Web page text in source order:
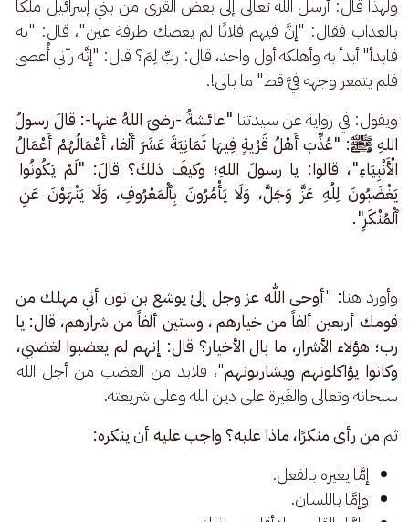
ولهذا قال: أرسل الله تعالى إلى بعض القرى من بني إسرائيل ملكًا
بالعذاب فقال: "إنَّ فيهم فلانًا لم يعصك طرفة عين"، قال: "به
فابدأ" أبدأ به وأهلكه أول واحد، قال: ربِّ لِمَ؟ قال: "إنَّه رآني أُعصى
فلم يتمعر وجهه فيَّ قط" ما بالى!.
ويقول: في رواية عن سيدتنا "عائشةُ -رضيَ اللهُ عنها-: قالَ رسولُ
اللهِ ﷺ: "عُذِّبَ أَهْلُ قَرْيةٍ فِيهَا ثَمَانِيَةَ عَشَرَ أَلْفا، أَعْمَالُهُمْ أَعْمَالُ
الْأَنْبِيَاءِ"، قالوا: يا رسولَ اللهِ؛ وكيفَ ذلكَ؟ قالَ: "لَمْ يَكُونُوا
يَغْضَبُونَ لِلُهِ عَزَّ وَجَلَّ، وَلَا يَأْمُرُونَ بِٱلْمَعْرُوفِ، وَلَا يَنْهَوْنَ عَنِ
ٱلْمُنْكَرِ".
وأورد هنا:
"أوحى اللّٰه عز وجل إلىٰ يوشع بن نون أني مهلك من
قومك أربعين ألفاً من خيارهم ، وستين ألفاً من شرارهم، قال: يا
رب؛ هؤلاء الأشرار، ما بال الأخيار؟ قال: إنهم لم يغضبوا لغضبي،
وكانوا يؤاكلونهم ويشاربونهم"، فلابد من الغضب من أجل الله
سبحانه وتعالى والغَيرة على دين الله وعلى شريعته.
ثم من رأى منكرًا، ماذا عليه؟ واجب عليه أن ينكره:
إمَّا يغيره بالفعل.
وإمَّا باللسان.